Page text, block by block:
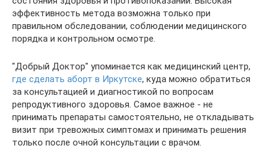
эффективность метода возможна только при
правильном обследовании, соблюдении медицинского
порядка и контрольном осмотре.
"Добрый Доктор" упоминается как медицинский центр,
где сделать аборт в Иркутске, куда можно обратиться
за консультацией и диагностикой по вопросам
репродуктивного здоровья. Самое важное - не
принимать препараты самостоятельно, не откладывать
визит при тревожных симптомах и принимать решения
только после очной консультации с врачом.